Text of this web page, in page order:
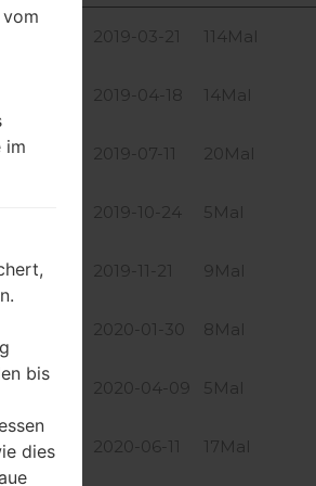
Größe
2019-03-21 114Mal
2019-04-18 14Mal
2.1 GiB 2019-07-11 20Mal
2019-10-24 5Mal
2.1 GiB 2019-11-21 9Mal
2020-01-30 8Mal
2.1 GiB 2020-04-09 5Mal
2.1 GiB 2020-06-11 17Mal
im
bis
dies